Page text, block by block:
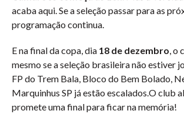
acaba aqui. Se a seleção passar para as
programação continua.
E na final da copa, dia 18 de dezembro ,
mesmo se a seleção brasileira não estiver
FP do Trem Bala, Bloco do Bem Bolado,
Marquinhus SP já estão escalados.O club
promete uma final para ficar na memória!